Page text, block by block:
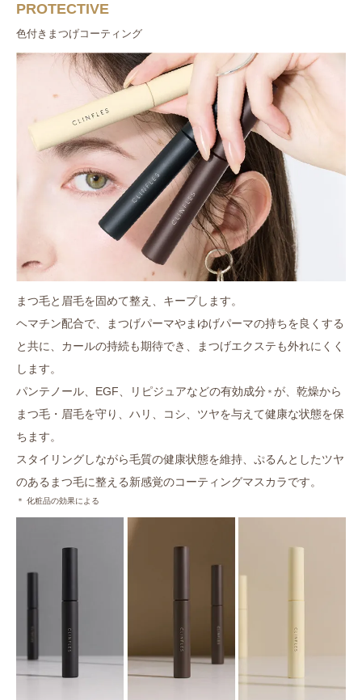
PROTECTIVE
色付きまつげコーティング
まつ毛と眉毛を固めて整え、キープします。
ヘマチン配合で、まつげパーマやまゆげパーマの持ちを良くする
と共に、カールの持続も期待でき、まつげエクステも外れにくく
します。
パンテノール、EGF、リピジュアなどの有効成分 ＊ が、乾燥から
まつ毛・眉毛を守り、ハリ、コシ、ツヤを与えて健康な状態を保
ちます。
スタイリングしながら毛質の健康状態を維持、ぷるんとしたツヤ
のあるまつ毛に整える新感覚のコーティングマスカラです。
＊ 化粧品の効果による